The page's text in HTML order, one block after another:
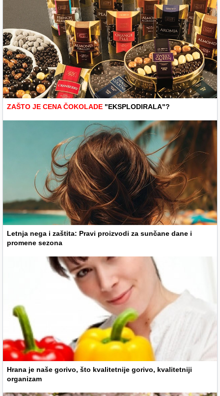
ZAŠTO JE CENA ČOKOLADE "EKSPLODIRALA"?
Letnja nega i zaštita: Pravi proizvodi za sunčane dane i
promene sezona
Hrana je naše gorivo, što kvalitetnije gorivo, kvalitetniji
organizam